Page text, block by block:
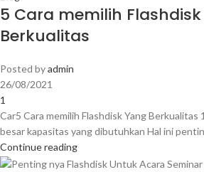
5 Cara memilih
Berkualitas
Posted byadmin
26/08/2021
1
Car5 Cara memilih Flashdisk Yang Berkualitas
besar kapasitas yang dibutuhkan Hal ini
Continue reading